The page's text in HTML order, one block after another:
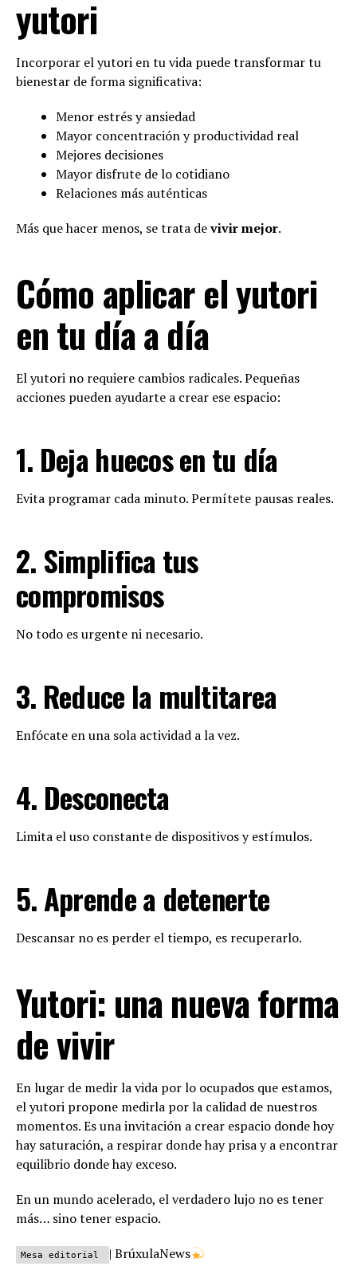
yutori
Incorporar el yutori en tu vida puede transformar tu
bienestar de forma significativa:
Menor estrés y ansiedad
Mayor concentración y productividad real
Mejores decisiones
Mayor disfrute de lo cotidiano
Relaciones más auténticas
Más que hacer menos, se trata devivir mejor.
Cómo aplicar el yutori
en tu día a día
El yutori no requiere cambios radicales. Pequeñas
acciones pueden ayudarte a crear ese espacio:
1. Deja huecos en tu día
Evita programar cada minuto. Permítete pausas reales.
2. Simplifica tus
compromisos
No todo es urgente ni necesario.
3. Reduce la multitarea
Enfócate en una sola actividad a la vez.
4. Desconecta
Limita el uso constante de dispositivos y estímulos.
5. Aprende a detenerte
Descansar no es perder el tiempo, es recuperarlo.
Yutori: una nueva forma
de vivir
En lugar de medir la vida por lo ocupados que estamos,
el yutori propone medirla por la calidad de nuestros
momentos. Es una invitación a crear espacio donde hoy
hay saturación, a respirar donde hay prisa y a encontrar
equilibrio donde hay exceso.
En un mundo acelerado, el verdadero lujo no es tener
más… sino tener espacio.
Mesa editorial | BrúxulaNews